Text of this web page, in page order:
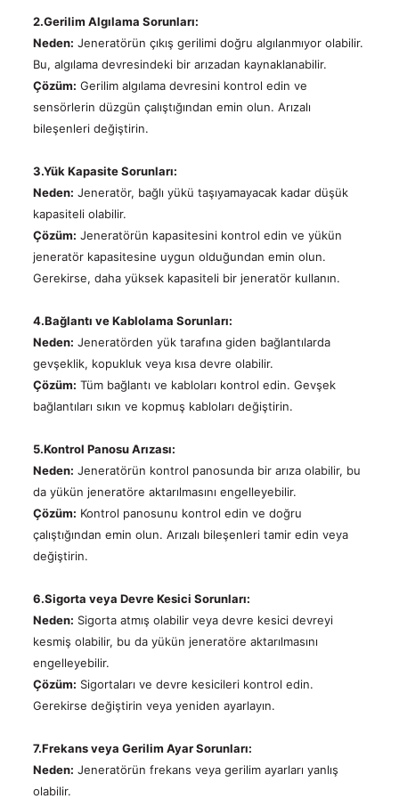
2.Gerilim Algılama Sorunları:
Neden: Jeneratörün çıkış gerilimi doğru algılanmıyor olabilir.
Bu, algılama devresindeki bir arızadan kaynaklanabilir.
Çözüm: Gerilim algılama devresini kontrol edin ve
sensörlerin düzgün çalıştığından emin olun. Arızalı
bileşenleri değiştirin.
3.Yük Kapasite Sorunları:
Neden: Jeneratör, bağlı yükü taşıyamayacak kadar düşük
kapasiteli olabilir.
Çözüm: Jeneratörün kapasitesini kontrol edin ve yükün
jeneratör kapasitesine uygun olduğundan emin olun.
Gerekirse, daha yüksek kapasiteli bir jeneratör kullanın.
4.Bağlantı ve Kablolama Sorunları:
Neden: Jeneratörden yük tarafına giden bağlantılarda
gevşeklik, kopukluk veya kısa devre olabilir.
Çözüm: Tüm bağlantı ve kabloları kontrol edin. Gevşek
bağlantıları sıkın ve kopmuş kabloları değiştirin.
5.Kontrol Panosu Arızası:
Neden: Jeneratörün kontrol panosunda bir arıza olabilir, bu
da yükün jeneratöre aktarılmasını engelleyebilir.
Çözüm: Kontrol panosunu kontrol edin ve doğru
çalıştığından emin olun. Arızalı bileşenleri tamir edin veya
değiştirin.
6.Sigorta veya Devre Kesici Sorunları:
Neden: Sigorta atmış olabilir veya devre kesici devreyi
kesmiş olabilir, bu da yükün jeneratöre aktarılmasını
engelleyebilir.
Çözüm: Sigortaları ve devre kesicileri kontrol edin.
Gerekirse değiştirin veya yeniden ayarlayın.
7.Frekans veya Gerilim Ayar Sorunları:
Neden: Jeneratörün frekans veya gerilim ayarları yanlış
olabilir.